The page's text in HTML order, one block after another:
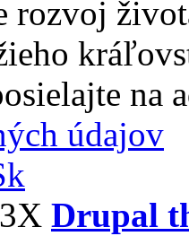
rozvoj
na
údajov
Drupal